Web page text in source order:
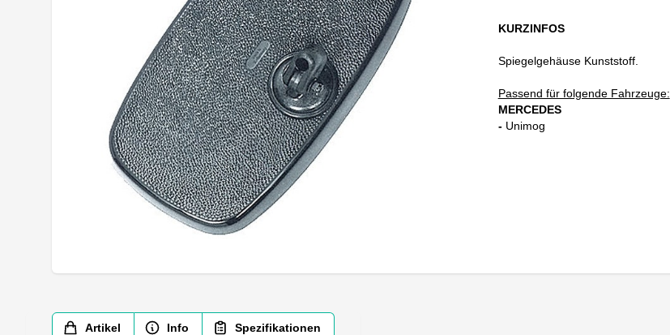
KURZINFOS
Spiegelgehäuse Kunststoff.
Passend für folgende Fahrzeuge:
MERCEDES
-Unimog
Artikel Info Spezifikationen